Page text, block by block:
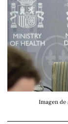
Imagen de